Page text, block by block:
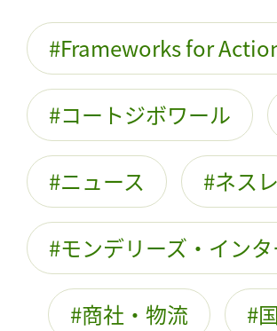
Frameworks for
コートジボワール
ニュース ネスレ
モンデリーズ・イン
商社・物流